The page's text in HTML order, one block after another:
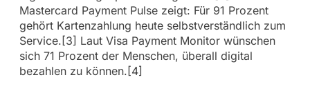
Mastercard Payment Pulse zeigt: Für 91 Prozent
gehört Kartenzahlung heute selbstverständlich zum
Service.[3] Laut Visa Payment Monitor wünschen
sich 71 Prozent der Menschen, überall digital
bezahlen zu können.[4]